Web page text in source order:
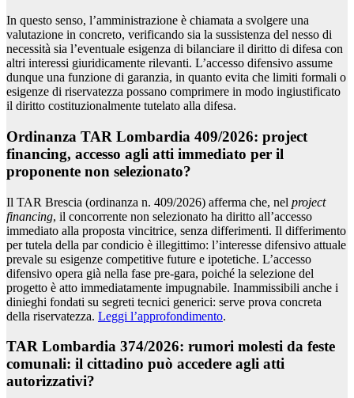
In questo senso, l’amministrazione è chiamata a svolgere una
valutazione in concreto, verificando sia la sussistenza del nesso di
necessità sia l’eventuale esigenza di bilanciare il diritto di difesa con
altri interessi giuridicamente rilevanti. L’accesso difensivo assume
dunque una funzione di garanzia, in quanto evita che limiti formali o
esigenze di riservatezza possano comprimere in modo ingiustificato
il diritto costituzionalmente tutelato alla difesa.
Ordinanza TAR Lombardia 409/2026: project
financing, accesso agli atti immediato per il
proponente non selezionato?
Il TAR Brescia (ordinanza n. 409/2026) afferma che, nel project
financing, il concorrente non selezionato ha diritto all’accesso
immediato alla proposta vincitrice, senza differimenti. Il differimento
per tutela della par condicio è illegittimo: l’interesse difensivo attuale
prevale su esigenze competitive future e ipotetiche. L’accesso
difensivo opera già nella fase pre-gara, poiché la selezione del
progetto è atto immediatamente impugnabile. Inammissibili anche i
dinieghi fondati su segreti tecnici generici: serve prova concreta
della riservatezza. Leggi l’approfondimento.
TAR Lombardia 374/2026: rumori molesti da feste
comunali: il cittadino può accedere agli atti
autorizzativi?